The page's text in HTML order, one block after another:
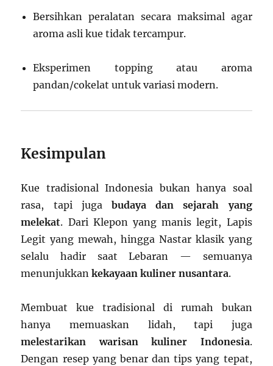
Bersihkan peralatan secara maksimal agar
aroma asli kue tidak tercampur.
Eksperimen topping atau aroma
pandan/cokelat untuk variasi modern.
Kesimpulan
Kue tradisional Indonesia bukan hanya soal
rasa, tapi juga budaya dan sejarah yang
melekat. Dari Klepon yang manis legit, Lapis
Legit yang mewah, hingga Nastar klasik yang
selalu hadir saat Lebaran — semuanya
menunjukkankekayaan kuliner nusantara.
Membuat kue tradisional di rumah bukan
hanya memuaskan lidah, tapi juga
melestarikan warisan kuliner Indonesia.
Dengan resep yang benar dan tips yang tepat,